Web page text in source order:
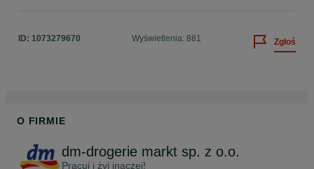
ID: 1073279670 Wyświetlenia: 881 Zgłoś
O FIRMIE
dm-drogerie markt sp. z o.o.
Pracuj i żyj inaczej!